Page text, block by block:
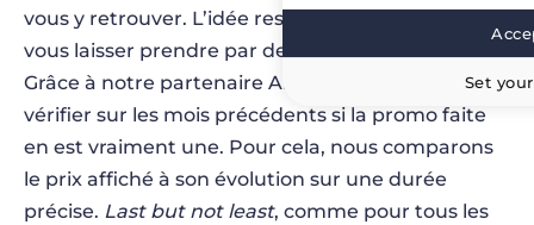
vous y retrouver. L’idée reste avant tout de ne pas
vous laisser prendre par des fausses ristournes.
Grâce à notre partenaire Affilizz, nous pouvons
vérifier sur les mois précédents si la promo faite
en est vraiment une. Pour cela, nous comparons
le prix affiché à son évolution sur une durée
précise. Last but not least, comme pour tous les
Set